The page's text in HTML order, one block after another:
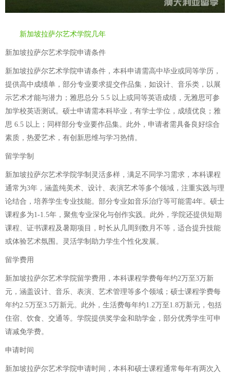
新加坡拉萨尔艺术学院几年
新加坡拉萨尔艺术学院申请条件
新加坡拉萨尔艺术学院申请条件，本科申请需高中毕业或同等学历，
提供高中成绩单，部分专业要求提交作品集，如设计、音乐类，以展
示艺术才能与潜力；雅思总分 5.5 以上或同等英语成绩，无雅思可参
加学校英语测试。硕士申请需本科毕业，有学士学位，成绩优良；雅
思 6.5 以上；同样部分专业要作品集。此外，申请者需具备良好综合
素质，热爱艺术，有创新思维与学习热情。
留学学制
新加坡拉萨尔艺术学院学制灵活多样，满足不同学习需求，本科课程
通常为3年，涵盖纯美术、设计、表演艺术等多个领域，注重实践与理
论结合，培养学生专业技能。部分专业如音乐治疗等可能需4年。硕士
课程多为1-1.5年，聚焦专业深化与创作实践。此外，学院还提供短期
课程、证书课程及暑期项目，时长从几周到数月不等，适合提升技能
或体验艺术氛围。灵活学制助力学生个性化发展。
留学费用
新加坡拉萨尔艺术学院留学费用，本科课程学费每年约2万至3万新
元，涵盖设计、音乐、表演、艺术管理等多个领域；硕士课程学费每
年约2.5万至3.5万新元。此外，生活费每年约1.2万至1.8万新元，包括
住宿、饮食、交通等。学院提供奖学金和助学金，部分优秀学生可申
请减免学费。
申请时间
新加坡拉萨尔艺术学院申请时间，本科和硕士课程通常每年有两次入